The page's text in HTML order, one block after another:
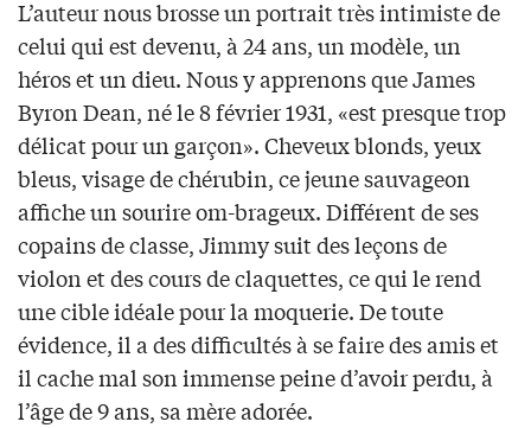
L’auteur nous brosse un portrait très intimiste de
celui qui est devenu, à 24 ans, un modèle, un
héros et un dieu. Nous y apprenons que James
Byron Dean, né le 8 février 1931, «est presque trop
délicat pour un garçon». Cheveux blonds, yeux
bleus, visage de chérubin, ce jeune sauvageon
affiche un sourire om-brageux. Différent de ses
copains de classe, Jimmy suit des leçons de
violon et des cours de claquettes, ce qui le rend
une cible idéale pour la moquerie. De toute
évidence, il a des difficultés à se faire des amis et
il cache mal son immense peine d’avoir perdu, à
l’âge de 9 ans, sa mère adorée.